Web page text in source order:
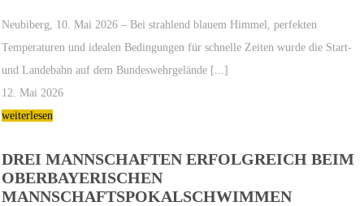
Neubiberg, 10. Mai 2026 – Bei strahlend blauem Himmel, perfekten
Temperaturen und idealen Bedingungen für schnelle Zeiten wurde die Start-
und Landebahn auf dem Bundeswehrgelände [...]
12. Mai 2026
weiterlesen
DREI MANNSCHAFTEN ERFOLGREICH BEIM
OBERBAYERISCHEN
MANNSCHAFTSPOKALSCHWIMMEN